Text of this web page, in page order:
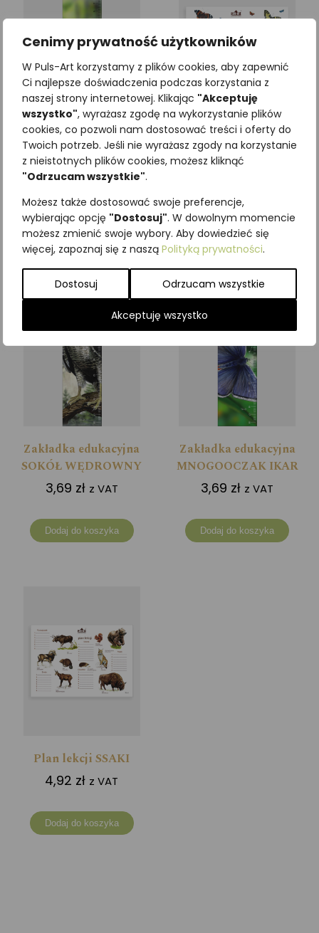
Cenimy prywatność użytkowników
W Puls-Art korzystamy z plików cookies, aby zapewnić
Ci najlepsze doświadczenia podczas korzystania z
naszej strony internetowej. Klikając "Akceptuję
wszystko", wyrażasz zgodę na wykorzystanie plików
cookies, co pozwoli nam dostosować treści i oferty do
Twoich potrzeb. Jeśli nie wyrażasz zgody na korzystanie
z nieistotnych plików cookies, możesz kliknąć
"Odrzucam wszystkie".
Możesz także dostosować swoje preferencje,
wybierając opcję "Dostosuj". W dowolnym momencie
możesz zmienić swoje wybory. Aby dowiedzieć się
więcej, zapoznaj się z naszą Polityką prywatności.
Dostosuj Odrzucam wszystkie
Akceptuję wszystko
Zakładka edukacyjna
WIEWIÓRKA
3,69zł z VAT
Dodaj do koszyka
Plan lekcji MOTYLE
4,92zł
Dodaj do koszyka
Zakładka edukacyjna
SOKÓŁ WĘDROWNY
3,69 zł z VAT
Dodaj do koszyka
Zakładka edukacyjna
MNOGOOCZAK IKAR
3,69 zł z VAT
Dodaj do koszyka
Plan lekcji SSAKI
4,92 zł z VAT
Dodaj do koszyka